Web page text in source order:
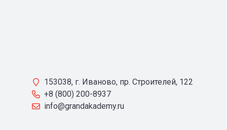
153038, г. Иваново, пр. Строителей, 122
+8 (800) 200-8937
info@grandakademy.ru